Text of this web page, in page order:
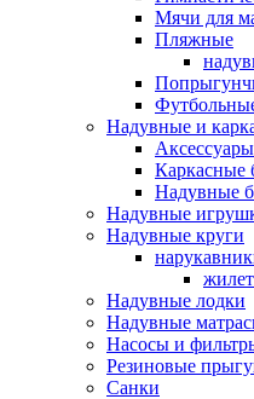
Мячи для
Пляжные
Надувные и
Каркасные
Надувные
Надувные
Надувные круги
Надувные лодки
Надувные
Насосы и
Резиновые
Санки